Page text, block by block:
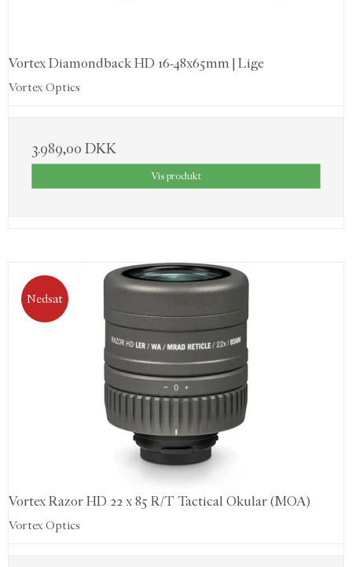
Vortex Diamondback HD 16-48x65mm | Lige
Vortex Optics
3.989,00 DKK
Vis produkt
Nedsat
Vortex Razor HD 22 x 85 R/T Tactical Okular (MOA)
Vortex Optics